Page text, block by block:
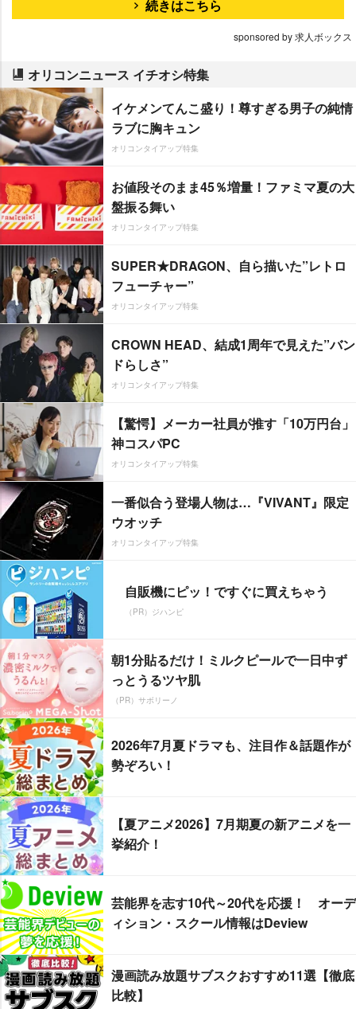
続きはこちら
sponsored by 求人ボックス
オリコンニュース イチオシ特集
イケメンてんこ盛り！尊すぎる男子の純情
ラブに胸キュン
オリコンタイアップ特集
お値段そのまま45％増量！ファミマ夏の大
盤振る舞い
オリコンタイアップ特集
SUPER★DRAGON、自ら描いた”レトロ
フューチャー”
オリコンタイアップ特集
CROWN HEAD、結成1周年で見えた”バン
ドらしさ”
オリコンタイアップ特集
【驚愕】メーカー社員が推す「10万円台」
神コスパPC
オリコンタイアップ特集
一番似合う登場人物は…『VIVANT』限定
ウオッチ
オリコンタイアップ特集
自販機にピッ！ですぐに買えちゃう
（PR）ジハンピ
朝1分貼るだけ！ミルクピールで一日中ず
っとうるツヤ肌
（PR）サボリーノ
2026年7月夏ドラマも、注目作＆話題作が
勢ぞろい！
【夏アニメ2026】7月期夏の新アニメを一
挙紹介！
芸能界を志す10代～20代を応援！ オーデ
ィション・スクール情報はDeview
漫画読み放題サブスクおすすめ11選【徹底
比較】